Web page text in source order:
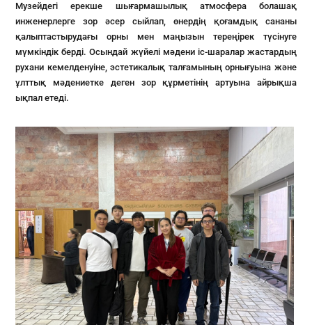
Музейдегі ерекше шығармашылық атмосфера болашақ
инженерлерге зор әсер сыйлап, өнердің қоғамдық сананы
қалыптастырудағы орны мен маңызын тереңірек түсінуге
мүмкіндік берді. Осындай жүйелі мәдени іс-шаралар жастардың
рухани кемелденуіне, эстетикалық талғамының орнығуына және
ұлттық мәдениетке деген зор құрметінің артуына айрықша
ықпал етеді.